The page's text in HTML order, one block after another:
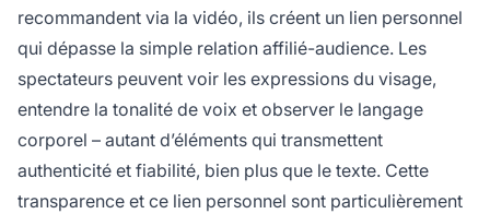
recommandent via la vidéo, ils créent un lien personnel
qui dépasse la simple relation affilié-audience. Les
spectateurs peuvent voir les expressions du visage,
entendre la tonalité de voix et observer le langage
corporel – autant d’éléments qui transmettent
authenticité et fiabilité, bien plus que le texte. Cette
transparence et ce lien personnel sont particulièrement